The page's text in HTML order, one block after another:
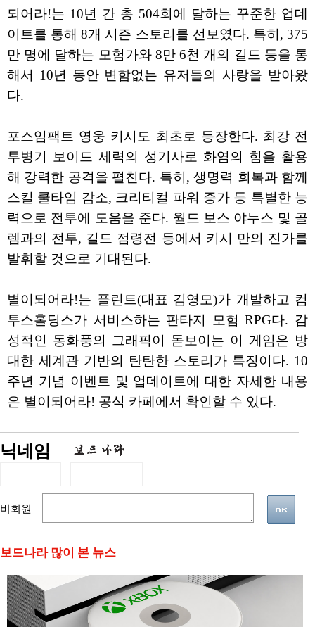
되어라!는 10년 간 총 504회에 달하는 꾸준한 업데
이트를 통해 8개 시즌 스토리를 선보였다. 특히, 375
만 명에 달하는 모험가와 8만 6천 개의 길드 등을 통
해서 10년 동안 변함없는 유저들의 사랑을 받아왔
다.
포스임팩트 영웅 키시도 최초로 등장한다. 최강 전
투병기 보이드 세력의 성기사로 화염의 힘을 활용
해 강력한 공격을 펼친다. 특히, 생명력 회복과 함께
스킬 쿨타임 감소, 크리티컬 파워 증가 등 특별한 능
력으로 전투에 도움을 준다. 월드 보스 야누스 및 골
렘과의 전투, 길드 점령전 등에서 키시 만의 진가를
발휘할 것으로 기대된다.
별이되어라!는 플린트(대표 김영모)가 개발하고 컴
투스홀딩스가 서비스하는 판타지 모험 RPG다. 감
성적인 동화풍의 그래픽이 돋보이는 이 게임은 방
대한 세계관 기반의 탄탄한 스토리가 특징이다. 10
주년 기념 이벤트 및 업데이트에 대한 자세한 내용
은 별이되어라! 공식 카페에서 확인할 수 있다.
닉네임
비회원
보드나라 많이 본 뉴스